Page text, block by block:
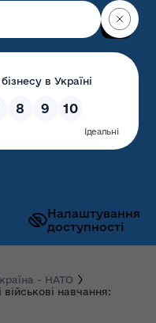
Налаштування
доступності
- НАТО
навчання: